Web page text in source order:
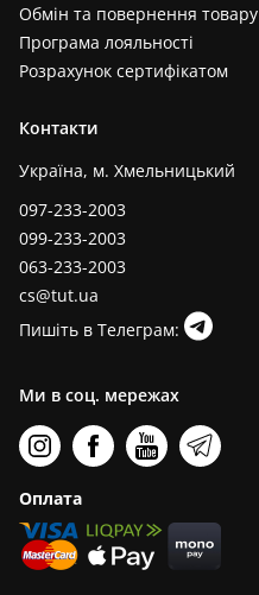
Обмін та повернення товару
Програма лояльності
Розрахунок сертифікатом
Контакти
Україна, м. Хмельницький
097-233-2003
099-233-2003
063-233-2003
cs@tut.ua
Пишіть в Телеграм:
Ми в соц. мережах
Оплата